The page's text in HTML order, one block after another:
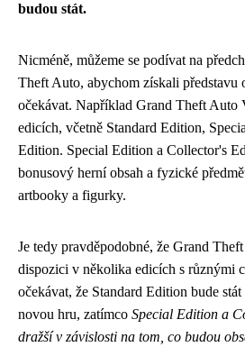
budou stát.
Nicméně, můžeme se podívat na
Theft Auto, abychom získali představu
očekávat. Například Grand Theft Auto
edicích, včetně Standard Edition,
Edition. Special Edition a Collector's
bonusový herní obsah a fyzické
artbooky a figurky.
Je tedy pravděpodobné, že Grand
dispozici v několika edicích s různými
očekávat, že Standard Edition bude
novou hru, zatímco Special Edition a
dražší v závislosti na tom, co budou